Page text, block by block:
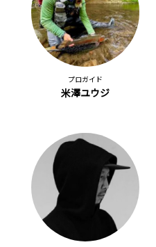
プロガイド
米澤ユウジ